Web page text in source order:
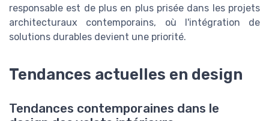
responsable est de plus en plus prisée dans les projets
architecturaux contemporains, où l'intégration de
solutions durables devient une priorité.
Tendances actuelles en design
Tendances contemporaines dans le